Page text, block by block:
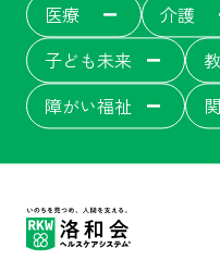
医療 介護
子ども未来
障がい福祉
洛和会音羽病院
洛和
洛和会音羽リハビリテー
洛和会東寺南クリニック
介護サービス
介護付
洛和会医療介護サービス
居宅介護支援事業
洛和会音羽病院健診セ
洛和メディカルスポーツ
洛和東桂坂保育園
洛
守山市立吉身保育園
守山市立よしみ乳児保育
洛和会京都看護学校
洛和会京都医学教育セン
洛和会学術支援センター
障がい者福祉施設 障
居宅介護支援事業[ウェ
障がい者労働支援事業